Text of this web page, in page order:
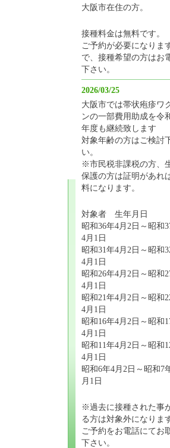
大阪市在住の方。
接種料金は無料です。
ご予約が必要になりま
で、接種希望の方はお
下さい。
2026/03/25
大阪市では帯状疱疹ワ
ンの一部費用助成を令
年度も継続致します
対象年齢の方はご検討
い。
※市民税非課税の方、
保護の方は証明があれ
料になります。
対象者 生年月日
昭和36年4月2日～昭和
4月1日
昭和31年4月2日～昭和
4月1日
昭和26年4月2日～昭和
4月1日
昭和21年4月2日～昭和
4月1日
昭和16年4月2日～昭和
4月1日
昭和11年4月2日～昭和
4月1日
昭和6年4月2日～昭和7
月1日
※過去に接種された事
る方は対象外になりま
ご予約をお電話にてお
下さい。